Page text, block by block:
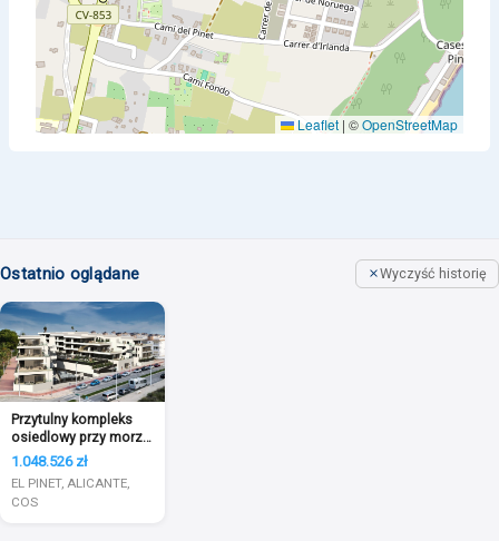
Leaflet | ©OpenStreetMap
Ostatnio oglądane Wyczyść historię
Przytulny kompleks
osiedlowy przy morzu
w El Pinet
1.048.526 zł
EL PINET, ALICANTE,
COS